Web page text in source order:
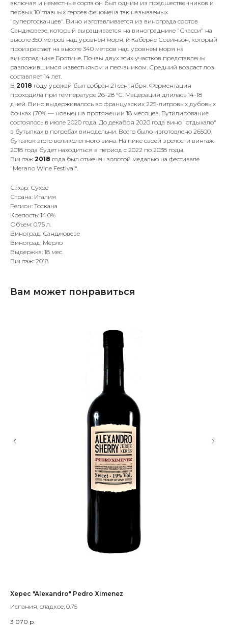
включая и неместные сорта он был одним из предшественников и
первых 10 главных героев феномена так называемых
"супертосканцев". Вино изготавливается из винограда сортов
Санджовезе, который выращивается на винограднике "Скасси" на
высоте 350 метров над уровнем моря, и Каберне Совиньон, который
произрастает на высоте 340 метров над уровнем моря на
винограднике Бротине. Почвы двух этих участков представлены
разложившимся известняком и песчаником. Средний возраст лоз
составляет 14 лет.
В 2018 году урожай был собран 21 сентября. Ферментация
проходила при температуре 26-28 °С. Мацерация длилась 14-18
дней. Вино выдерживалось во французских 225-литровых дубовых
бочках (70% — новые) на протяжении 18 месяцев. Бутилирование
состоялось в июле 2020 года. До декабря 2020 года вино "отдыхало"
в бутылках в погребах винодельни. Всего было изготовлено 26500
бутылок этого великолепного вина. На пике своей зрелости винтаж
2018 года будет находиться в период с 2022 по 2038 годы.
Винтаж 2018 года был отмечен золотой медалью на фестивале
"Merano Wine Festival".
Сахар: Сухое
Страна: Италия
Регион: Тоскана
Крепость: 14.0%
Объем: 0.75 л.
Виноград: Санджовезе
Виноград: Мерло
Выдержка: 18 мес.
Винтаж: 2018
Вам может понравиться
Херес "Alexandro" Pedro Ximenez
Испания, сладкое, 0.75
3 070 р.